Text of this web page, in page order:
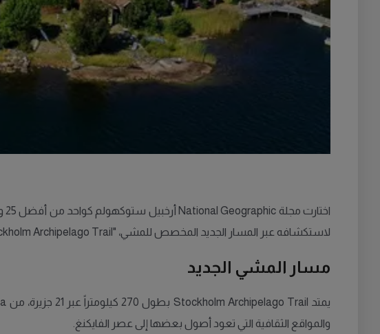
لاستكشافه عبر المسار الجديد المخصص للمشي، "Stockholm Archipelago Trail".
مسار المشي الجديد
والمواقع الثقافية التي تعود أصول بعضها إلى عصر الفايكنغ.